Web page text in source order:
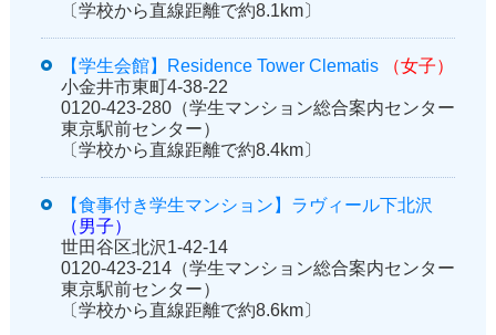
〔学校から直線距離で約8.1km〕
【学生会館】Residence Tower Clematis
（女子）
小金井市東町4-38-22
0120-423-280（学生マンション総合案内センター
東京駅前センター）
〔学校から直線距離で約8.4km〕
【食事付き学生マンション】ラヴィール下北沢
（男子）
世田谷区北沢1-42-14
0120-423-214（学生マンション総合案内センター
東京駅前センター）
〔学校から直線距離で約8.6km〕